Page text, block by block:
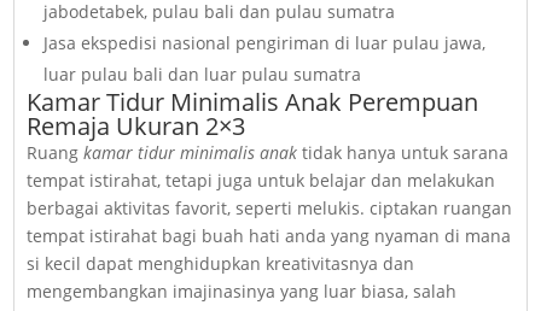
jabodetabek, pulau bali dan pulau sumatra
Jasa ekspedisi nasional pengiriman di luar pulau jawa,
luar pulau bali dan luar pulau sumatra
Kamar Tidur Minimalis Anak Perempuan
Remaja Ukuran 2×3
Ruangkamar tidur minimalis anak tidak hanya untuk sarana
tempat istirahat, tetapi juga untuk belajar dan melakukan
berbagai aktivitas favorit, seperti melukis. ciptakan ruangan
tempat istirahat bagi buah hati anda yang nyaman di mana
si kecil dapat menghidupkan kreativitasnya dan
mengembangkan imajinasinya yang luar biasa, salah